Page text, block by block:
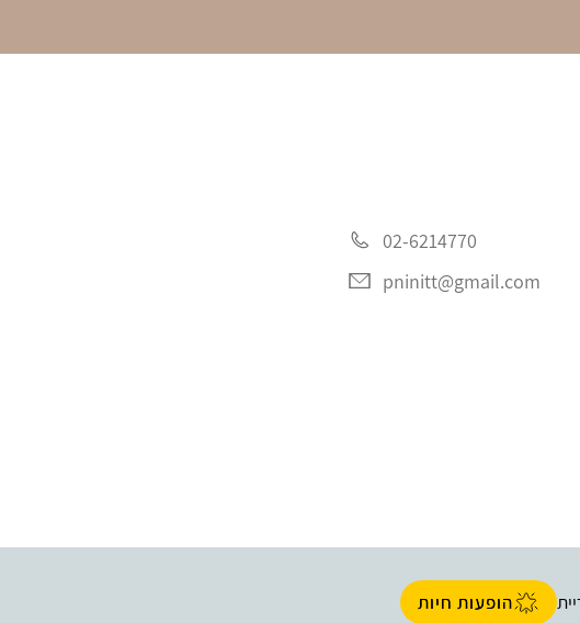
02-6214770
pninitt@gmail.com
הופעות חיות